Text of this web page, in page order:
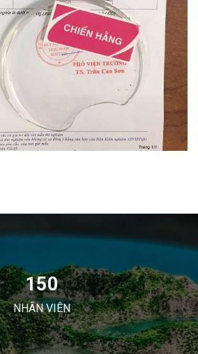
150
NHÂN VIÊN